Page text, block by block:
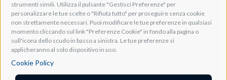
strumenti simili. Utilizza il pulsante "Gestisci Preferenze" per
personalizzare le tue scelte o "Rifiuta tutto" per proseguire senza cookie
non strettamente necessari. Puoi modificare le tue preferenze in qualsiasi
momento cliccando sul link "Preferenze Cookie" in fondo alla pagina o
sull'icona dello scudo in basso a sinistra. Le tue preferenze si
applicheranno al solo dispositivo in uso.
Cookie Policy